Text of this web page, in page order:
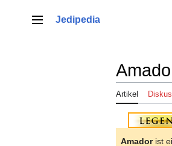
springenHauptmenü
Jedipedia
Artikel
Amadorist